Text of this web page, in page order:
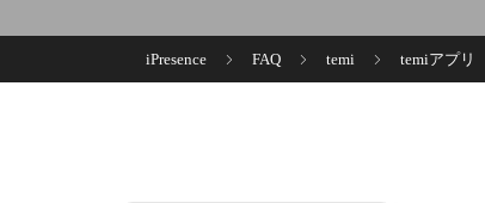
iPresence FAQ temi temiアプリ